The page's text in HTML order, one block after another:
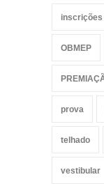
inscrições
OBMEP
prova
telhado
vestibular